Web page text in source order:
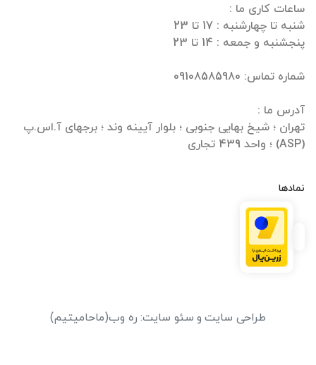
تهران ؛ شیخ بهایی جنوبی ؛ بلوار آیینه وند ؛ برجهای آ.اس.پ
(ASP) ؛ واحد 439 تجاری
نمادها
طراحی سایت و سئو سایت: ره وب(ماحامیتیم)